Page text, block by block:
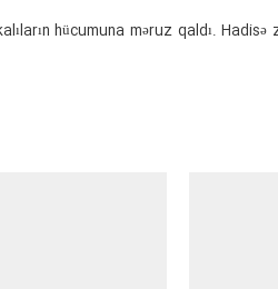
hücumuna məruz qaldı. Hadisə